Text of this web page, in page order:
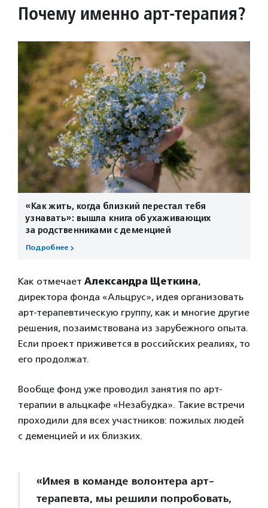
Почему именно арт-терапия?
«Как жить, когда близкий перестал тебя
узнавать»: вышла книга об ухаживающих
за родственниками с деменцией
Подробнее
Как отмечает Александра Щеткина,
директора фонда «Альцрус», идея организовать
арт-терапевтическую группу, как и многие другие
решения, позаимствована из зарубежного опыта.
Если проект приживется в российских реалиях, то
его продолжат.
Вообще фонд уже проводил занятия по арт-
терапии в альцкафе «Незабудка». Такие встречи
проходили для всех участников: пожилых людей
с деменцией и их близких.
«Имея в команде волонтера арт-
терапевта, мы решили попробовать,